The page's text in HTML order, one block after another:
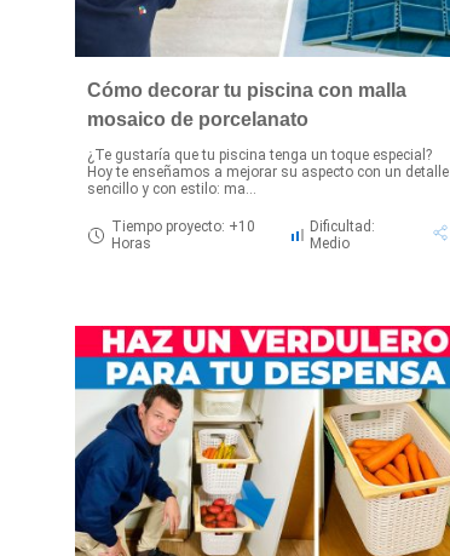
Cómo decorar tu piscina con malla
mosaico de porcelanato
¿Te gustaría que tu piscina tenga un toque especial?
Hoy te enseñamos a mejorar su aspecto con un detalle
sencillo y con estilo: ma...
Tiempo proyecto: +10
Horas
Dificultad:
Medio